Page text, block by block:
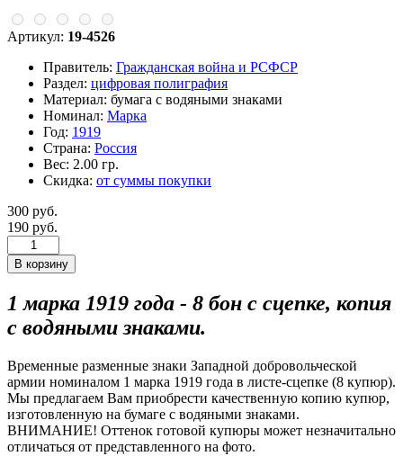
Артикул: 19-4526
Правитель: Гражданская война и РСФСР
Раздел: цифровая полиграфия
Материал: бумага с водяными знаками
Номинал: Марка
Год: 1919
Страна: Россия
Вес: 2.00 гр.
Скидка: от суммы покупки
300 руб.
190 руб.
1 марка 1919 года - 8 бон с сцепке, копия
с водяными знаками.
Временные разменные знаки Западной добровольческой
армии номиналом 1 марка 1919 года в листе-сцепке (8 купюр).
Мы предлагаем Вам приобрести качественную копию купюр,
изготовленную на бумаге с водяными знаками.
ВНИМАНИЕ! Оттенок готовой купюры может незначитально
отличаться от представленного на фото.